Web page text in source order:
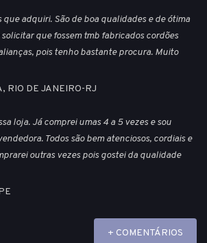
que adquiri. São de boa qualidades e de ótima
que fossem tmb fabricados cordões
pois tenho bastante procura. Muito
RIO DE JANEIRO-RJ
loja. Já comprei umas 4 a 5 vezes e sou
Todos são bem atenciosos, cordiais e
outras vezes pois gostei da qualidade
+ COMENTÁRIOS